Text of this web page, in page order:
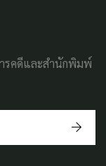
รคดีและสำนักพิมพ์